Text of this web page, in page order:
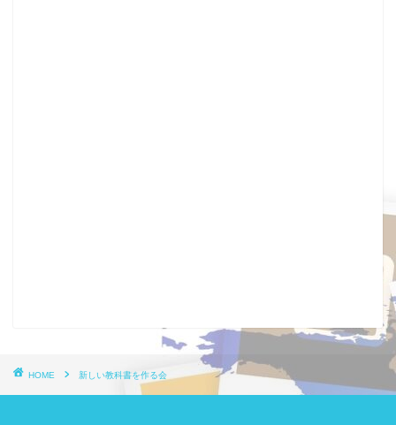
HOME 新しい教科書を作る会